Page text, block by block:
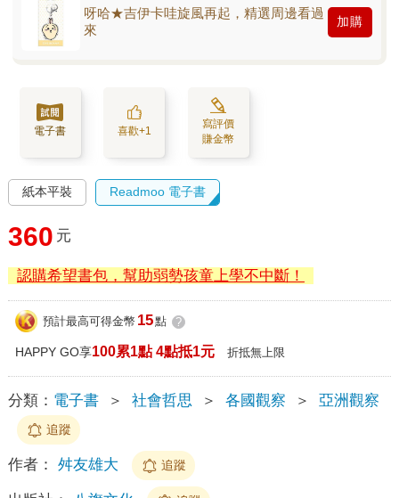
呀哈★吉伊卡哇旋風再起，精選周邊看過
來
加購
電子書 喜歡+1
寫評價
賺金幣
紙本平裝 Readmoo 電子書
360 元
認購希望書包，幫助弱勢孩童上學不中斷！
預計最高可得金幣 15點 ?
HAPPY GO享100累1點 4點抵1元 折抵無上限
分類： 電子書 ＞ 社會哲思 ＞ 各國觀察 ＞ 亞洲觀察
追蹤
作者： 舛友雄大 追蹤